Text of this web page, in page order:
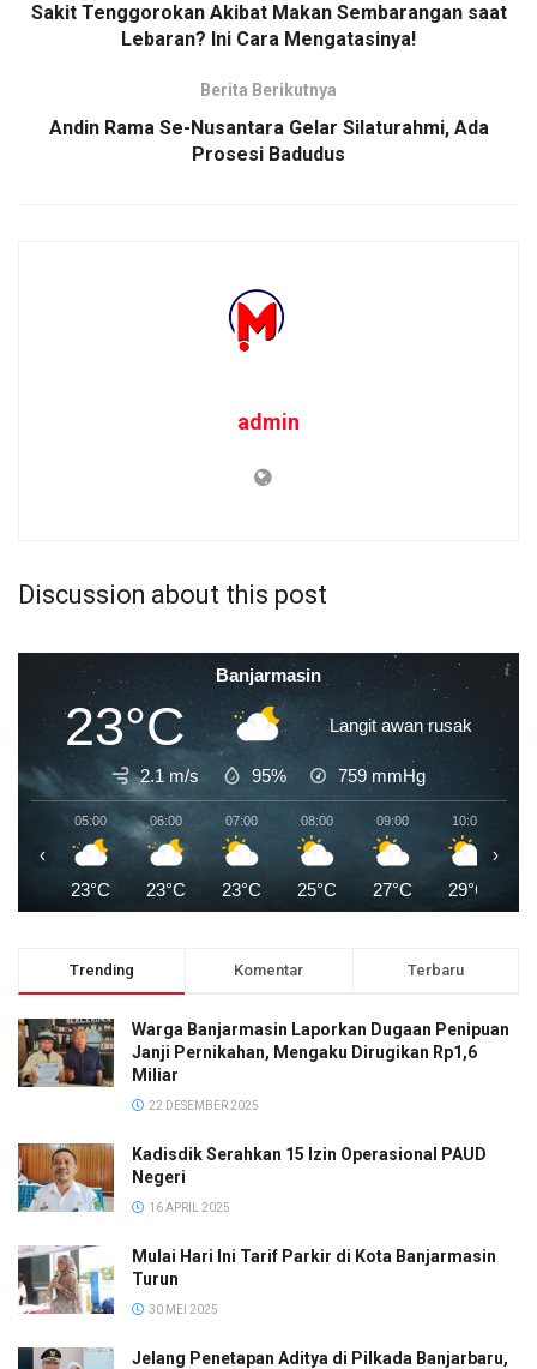
Sakit Tenggorokan Akibat Makan Sembarangan saat
Lebaran? Ini Cara Mengatasinya!
Berita Berikutnya
Andin Rama Se-Nusantara Gelar Silaturahmi, Ada
Prosesi Badudus
admin
Discussion about this post
Banjarmasin
23°C Langit awan rusak
2.1 m/s 95% 759 mmHg
05:00
23°C
06:00
23°C
07:00
23°C
08:00
25°C
09:00
27°C
10:00
29°C
‹ ›
Trending Komentar Terbaru
Warga Banjarmasin Laporkan Dugaan Penipuan
Janji Pernikahan, Mengaku Dirugikan Rp1,6
Miliar
22 DESEMBER 2025
Kadisdik Serahkan 15 Izin Operasional PAUD
Negeri
16 APRIL 2025
Mulai Hari Ini Tarif Parkir di Kota Banjarmasin
Turun
30 MEI 2025
Jelang Penetapan Aditya di Pilkada Banjarbaru,